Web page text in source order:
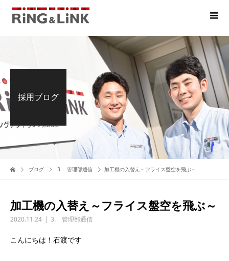
採用ブログ
ブログ 3. 管理部通信 加工機の入替え～フライス盤空を飛ぶ～
加工機の入替え～フライス盤空を飛ぶ～
2020.11.24 3. 管理部通信
こんにちは！石渡です